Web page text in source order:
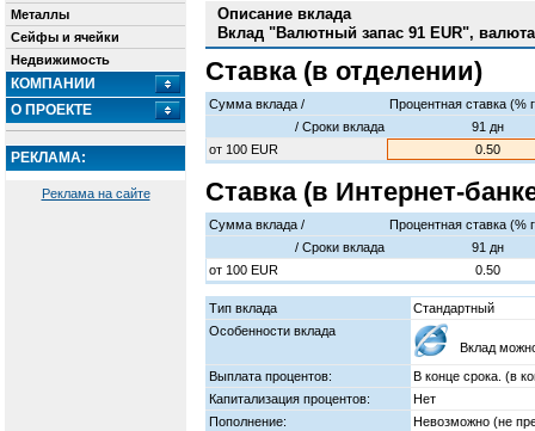
Металлы
Сейфы и ячейки
Недвижимость
КОМПАНИИ
О ПРОЕКТЕ
РЕКЛАМА:
Реклама на сайте
Описание вклада
Вклад "Валютный запас 91 EUR",
Ставка (в отделении)
Сумма вклада /
Процентная ставка (%
/ Cроки вклада
91 дн
от 100 EUR 0.50
Ставка (в Интернет-
Сумма вклада /
Процентная ставка (%
/ Cроки вклада
91 дн
от 100 EUR 0.50
Тип вклада
Стандартный
Особенности вклада
Вклад
Выплата процентов:
В конце срока. (в
Капитализация процентов:
Нет
Пополнение:
Невозможно (не